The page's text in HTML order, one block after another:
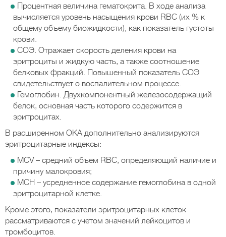
Процентная величина гематокрита. В ходе анализа
вычисляется уровень насыщения крови RBC (их % к
общему объему биожидкости), как показатель густоты
крови.
СОЭ. Отражает скорость деления крови на
эритроциты и жидкую часть, а также соотношение
белковых фракций. Повышенный показатель СОЭ
свидетельствует о воспалительном процессе.
Гемоглобин. Двухкомпонентный железосодержащий
белок, основная часть которого содержится в
эритроцитах.
В расширенном ОКА дополнительно анализируются
эритроцитарные индексы:
MCV – средний объем RBC, определяющий наличие и
причину малокровия;
MCH – усредненное содержание гемоглобина в одной
эритроцитарной клетке.
Кроме этого, показатели эритроцитарных клеток
рассматриваются с учетом значений лейкоцитов и
тромбоцитов.